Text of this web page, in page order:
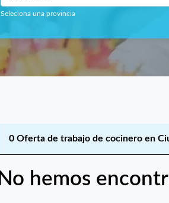
Seleciona una provincia
0 Oferta de trabajo de cocinero en
No hemos